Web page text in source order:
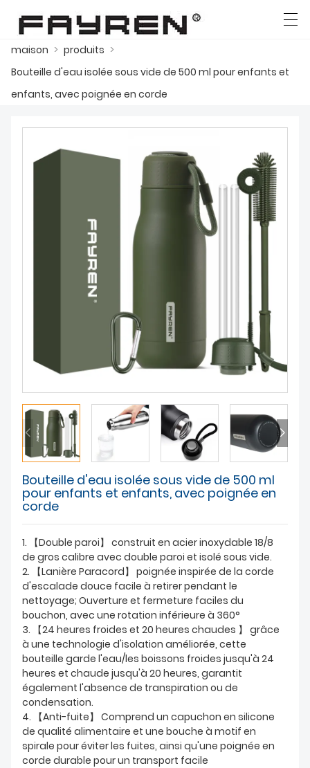
CONTACTEZ NOUS
À PROPOS DE NOUS
العربية
maison > produits >
Bouteille d'eau isolée sous vide de 500 ml pour enfants et
enfants, avec poignée en corde
Bouteille d'eau isolée sous vide de 500 ml
pour enfants et enfants, avec poignée en
corde
1. 【Double paroi】 construit en acier inoxydable 18/8
de gros calibre avec double paroi et isolé sous vide.
2. 【Lanière Paracord】 poignée inspirée de la corde
d'escalade douce facile à retirer pendant le
nettoyage; Ouverture et fermeture faciles du
bouchon, avec une rotation inférieure à 360°
3. 【24 heures froides et 20 heures chaudes 】 grâce
à une technologie d'isolation améliorée, cette
bouteille garde l'eau/les boissons froides jusqu'à 24
heures et chaude jusqu'à 20 heures, garantit
également l'absence de transpiration ou de
condensation.
4. 【Anti-fuite】 Comprend un capuchon en silicone
de qualité alimentaire et une bouche à motif en
spirale pour éviter les fuites, ainsi qu'une poignée en
corde durable pour un transport facile